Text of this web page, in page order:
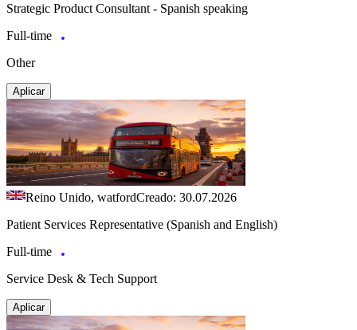
Strategic Product Consultant - Spanish speaking
Full-time
Other
Aplicar
Reino Unido, watfordCreado: 30.07.2026
Patient Services Representative (Spanish and English)
Full-time
Service Desk & Tech Support
Aplicar